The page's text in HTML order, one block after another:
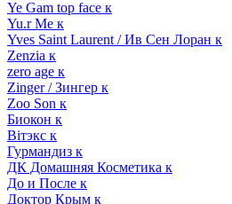
Ye Gam top face к
Yu.r Me к
Yves Saint Laurent / Ив Сен Лоран к
Zenzia к
zero age к
Zinger / Зингер к
Zoo Son к
Биокон к
Вiтэкс к
Гурмандиз к
ДК Домашняя Косметика к
До и После к
Доктор Крым к